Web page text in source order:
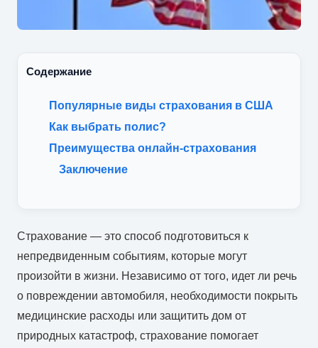
Содержание
Популярные виды страхования в США
Как выбрать полис?
Преимущества онлайн-страхования
Заключение
Страхование — это способ подготовиться к
непредвиденным событиям, которые могут
произойти в жизни. Независимо от того, идет ли речь
о повреждении автомобиля, необходимости покрыть
медицинские расходы или защитить дом от
природных катастроф, страхование помогает